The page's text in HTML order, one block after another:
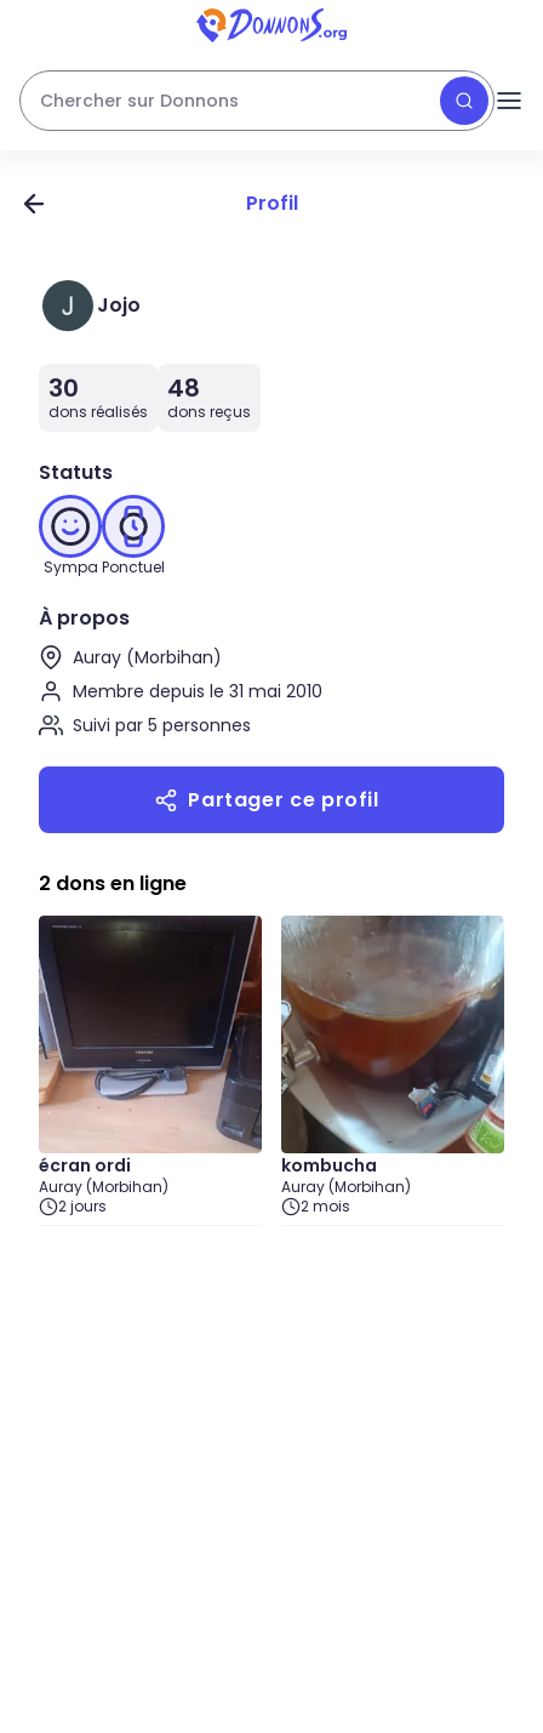
Chercher sur Donnons
Profil
Jojo
30
dons réalisés
48
dons reçus
Statuts
Sympa Ponctuel
À propos
Auray (Morbihan)
Membre depuis le 31 mai 2010
Suivi par 5 personnes
Partager ce profil
2 dons en ligne
écran ordi
Auray (Morbihan)
2 jours
kombucha
Auray (Morbihan)
2 mois